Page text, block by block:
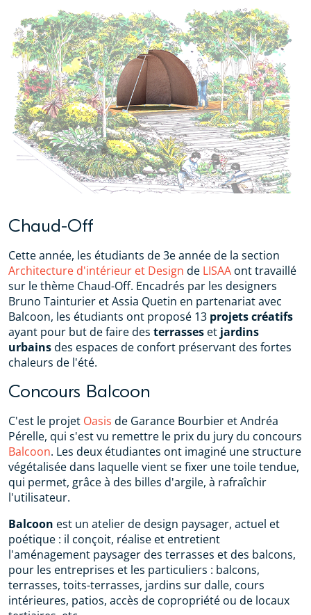
Chaud-Off
Cette année, les étudiants de 3e année de la section
Architecture d'intérieur et Design de LISAA ont travaillé
sur le thème Chaud-Off. Encadrés par les designers
Bruno Tainturier et Assia Quetin en partenariat avec
Balcoon, les étudiants ont proposé 13 projets créatifs
ayant pour but de faire des terrasses et jardins
urbainsdes espaces de confort préservant des fortes
chaleurs de l'été.
Concours Balcoon
C'est le projet Oasis de Garance Bourbier et Andréa
Pérelle, qui s'est vu remettre le prix du jury du concours
Balcoon. Les deux étudiantes ont imaginé une structure
végétalisée dans laquelle vient se fixer une toile tendue,
qui permet, grâce à des billes d'argile, à rafraîchir
l'utilisateur.
Balcoon est un atelier de design paysager, actuel et
poétique : il conçoit, réalise et entretient
l'aménagement paysager des terrasses et des balcons,
pour les entreprises et les particuliers : balcons,
terrasses, toits-terrasses, jardins sur dalle, cours
intérieures, patios, accès de copropriété ou de locaux